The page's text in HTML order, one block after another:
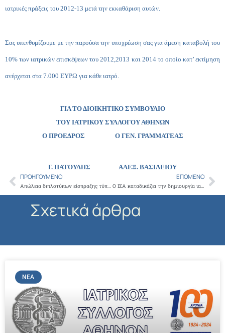
ιατρικές πράξεις του 2012-13 μετά την εκκαθάριση αυτών.
Σας υπενθυμίζουμε με την παρούσα την υποχρέωση σας για άμεση καταβολή του
10% των ιατρικών επισκέψεων του 2012,2013 και 2014 το οποίο κατ’ εκτίμηση
ανέρχεται στα 7.000 ΕΥΡΩ για κάθε ιατρό.
ΓΙΑ ΤΟ ΔΙΟΙΚΗΤΙΚΟ ΣΥΜΒΟΥΛΙΟ
ΤΟΥ ΙΑΤΡΙΚΟΥ ΣΥΛΛΟΓΟΥ ΑΘΗΝΩΝ
Ο ΠΡΟΕΔΡΟΣ Ο ΓΕΝ. ΓΡΑΜΜΑΤΕΑΣ
Γ. ΠΑΤΟΥΛΗΣ ΑΛΕΞ. ΒΑΣΙΛΕΙΟΥ
Prev
ΠΡΟΗΓΟΎΜΕΝΟ
Απώλεια διπλοτύπων είσπραξης τύπου Α’
ΕΠΌΜΕΝΟ
Ο ΙΣΑ καταδικάζει την δημιουργία ιατρών δύο ταχυτήτων
Σχετικά άρθρα
ΝΈΑ